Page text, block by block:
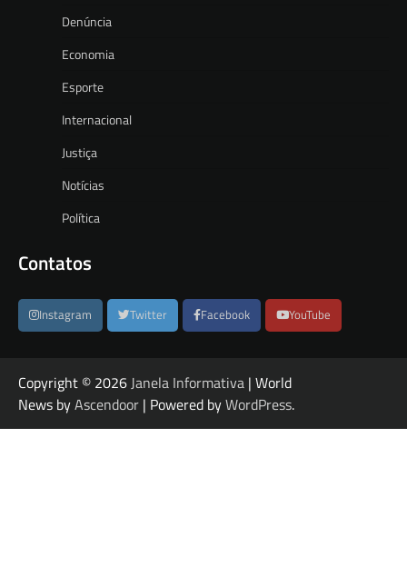
Denúncia
Economia
Esporte
Internacional
Justiça
Notícias
Política
Contatos
Instagram Twitter Facebook YouTube
Copyright © 2026Janela Informativa | World
News byAscendoor | Powered byWordPress.